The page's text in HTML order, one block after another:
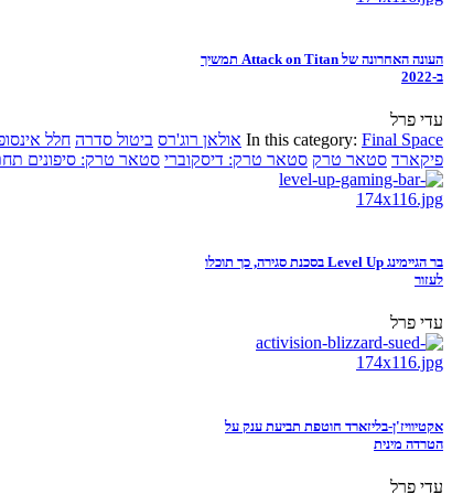
העונה האחרונה של Attack on Titan תמשיך
ב-2022
עדי פרל
In this category: Final Space אולאן רוג'רס ביטול סדרה חלל
פיקארד סטאר טרק סטאר טרק: דיסקוברי סטאר טרק: סיפונים
בר הגיימינג Level Up בסכנת סגירה, כך תוכלו
לעזור
עדי פרל
אקטיוויז'ן-בליזארד חוטפת תביעת ענק על
הטרדה מינית
עדי פרל